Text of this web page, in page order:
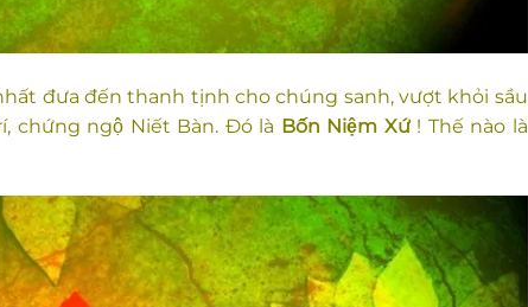
đưa đến thanh tịnh cho chúng sanh, vượt khỏi sầu
chứng ngộ Niết Bàn. Đó là Bốn Niệm Xứ! Thế nào là